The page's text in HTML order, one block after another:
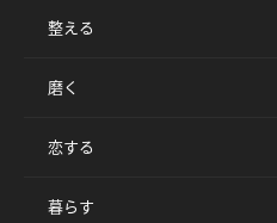
整える
磨く
恋する
暮らす